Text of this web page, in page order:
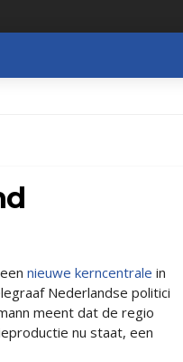
nieuwe kerncentrale in
Nederlandse politici
meent dat de regio
nu staat, een